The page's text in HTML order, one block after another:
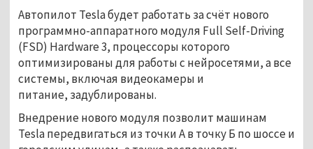
Автопилот Tesla будет работать за счёт нового
программно-аппаратного модуля Full Self-Driving
(FSD) Hardware 3, процессоры которого
оптимизированы для работы с нейросетями, а все
системы, включая видеокамеры и
питание, задублированы.
Внедрение нового модуля позволит машинам
Tesla передвигаться из точки А в точку Б по шоссе и